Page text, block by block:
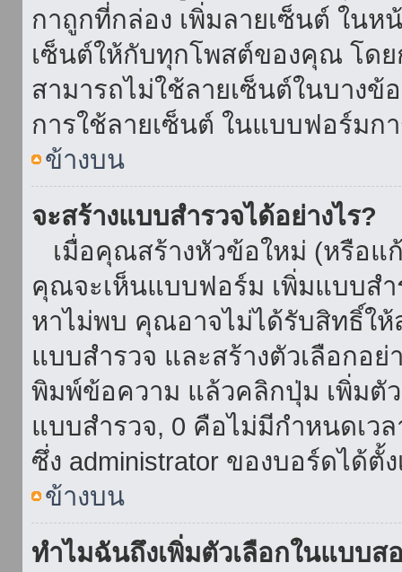
กาถูกที่กล่อง เพิ่มลายเซ็นต์ ใน
เซ็นต์ให้กับทุกโพสต์ของคุณ โด
สามารถไม่ใช้ลายเซ็นต์ในบางข้
การใช้ลายเซ็นต์ ในแบบฟอร์มก
ข้างบน
จะสร้างแบบสำรวจได้อย่างไร?
เมื่อคุณสร้างหัวข้อใหม่ (หรือ
คุณจะเห็นแบบฟอร์ม เพิ่มแบบส
หาไม่พบ คุณอาจไม่ได้รับสิทธิ์ใ
แบบสำรวจ และสร้างตัวเลือกอย่
พิมพ์ข้อความ แล้วคลิกปุ่ม เพิ่มตั
แบบสำรวจ, 0 คือไม่มีกำหนดเว
ซึ่ง administrator ของบอร์ดได้ตั้ง
ข้างบน
ทำไมฉันถึงเพิ่มตัวเลือกในแบบส